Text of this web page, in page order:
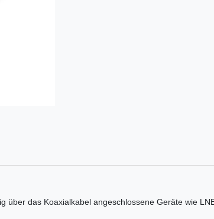
über das Koaxialkabel angeschlossene Geräte wie